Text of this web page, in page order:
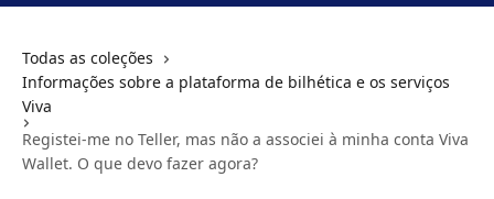
Todas as coleções
Informações sobre a plataforma de bilhética e os serviços
Viva
Registei-me no Teller, mas não a associei à minha conta Viva
Wallet. O que devo fazer agora?